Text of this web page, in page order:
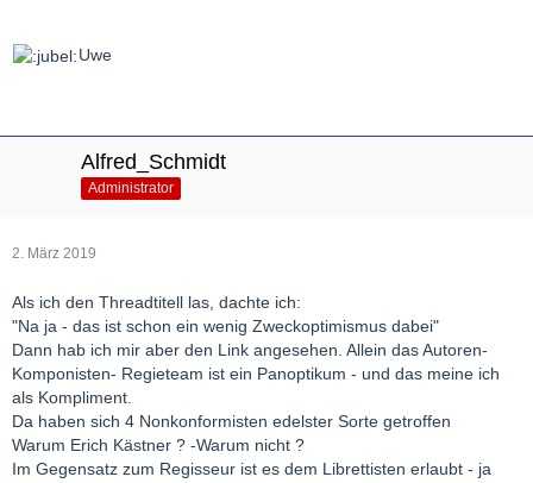
Uwe
Alfred_Schmidt
Administrator
2. März 2019
Als ich den Threadtitell las, dachte ich:
"Na ja - das ist schon ein wenig Zweckoptimismus dabei"
Dann hab ich mir aber den Link angesehen. Allein das Autoren-
Komponisten- Regieteam ist ein Panoptikum - und das meine ich
als Kompliment.
Da haben sich 4 Nonkonformisten edelster Sorte getroffen
Warum Erich Kästner ? -Warum nicht ?
Im Gegensatz zum Regisseur ist es dem Librettisten erlaubt - ja